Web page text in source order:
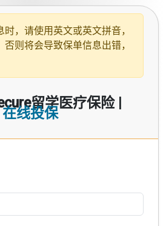
时，请使用 英文或英文拼音，
则将会导致保单信息出错，
留学医疗保险 |
在线投保